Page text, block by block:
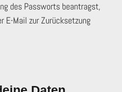
des Passworts beantragst,
E-Mail zur Zurücksetzung